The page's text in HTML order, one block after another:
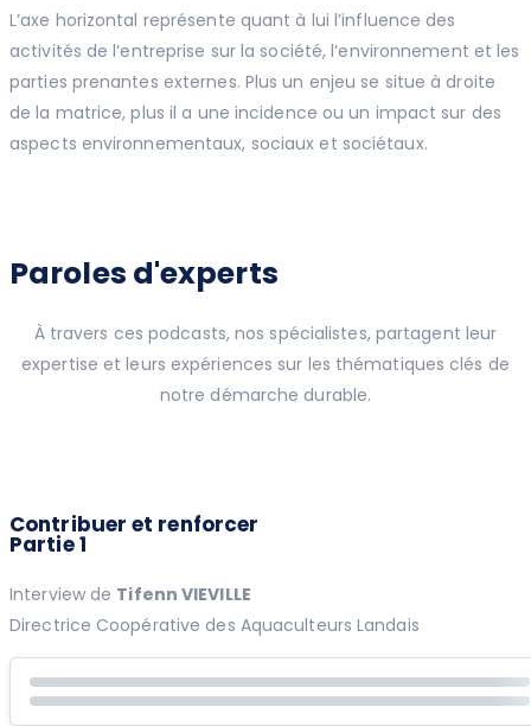
L’axe horizontal représente quant à lui l’influence des
activités de l’entreprise sur la société, l’environnement et les
parties prenantes externes. Plus un enjeu se situe à droite
de la matrice, plus il a une incidence ou un impact sur des
aspects environnementaux, sociaux et sociétaux.
Paroles d'experts
À travers ces podcasts, nos spécialistes, partagent leur
expertise et leurs expériences sur les thématiques clés de
notre démarche durable.
Contribuer et renforcer
Partie 1
Interview de Tifenn VIEVILLE
Directrice Coopérative des Aquaculteurs Landais